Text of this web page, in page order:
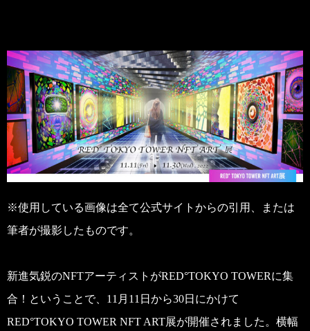
※使用している画像は全て公式サイトからの引用、または
筆者が撮影したものです。
新進気鋭のNFTアーティストがRED°TOKYO TOWERに集
合！ということで、11月11日から30日にかけて
RED°TOKYO TOWER NFT ART展が開催されました。横幅